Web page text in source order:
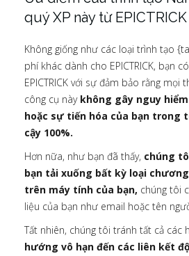
quý XP này từ EPICTRICK
Không giống như các loại trình tạo
phí khác dành cho EPICTRICK, bạn
EPICTRICK với sự đảm bảo rằng mọi
công cụ này không gây nguy
hoặc sự tiến hóa của bạn trong
cậy 100%.
Hơn nữa, như bạn đã thấy, chúng
bạn tải xuống bất kỳ loại
trên máy tính của bạn, chúng tôi
liệu của bạn như email hoặc tên
Tất nhiên, chúng tôi tránh tất cả các
hướng vô hạn đến các liên kết